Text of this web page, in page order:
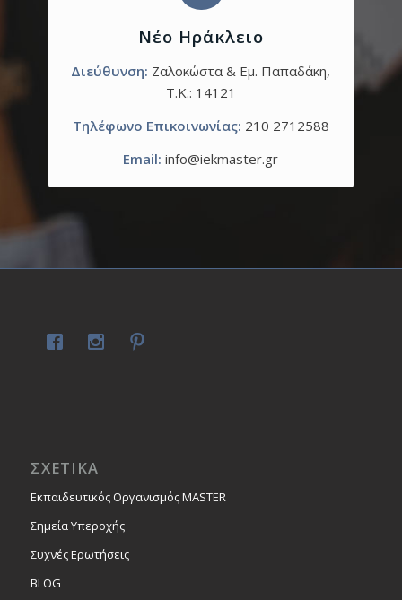
Νέο Ηράκλειο
Διεύθυνση: Ζαλοκώστα & Εμ. Παπαδάκη,
T.K.: 14121
Τηλέφωνο Επικοινωνίας: 210 2712588
Email: info@iekmaster.gr
ΣΧΕΤΙΚΑ
Εκπαιδευτικός Οργανισμός MASTER
Σημεία Υπεροχής
Συχνές Ερωτήσεις
BLOG